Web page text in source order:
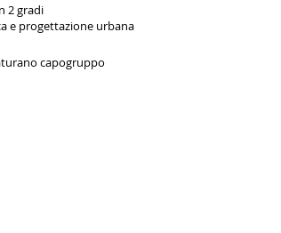
2 gradi
e progettazione urbana
capogruppo